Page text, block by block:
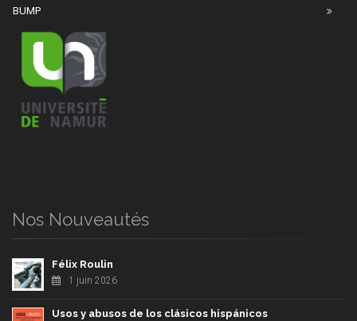
BUMP
Nos Nouveautés
Félix Roulin
1 juin 2026
Usos y abusos de los clásicos hispánicos